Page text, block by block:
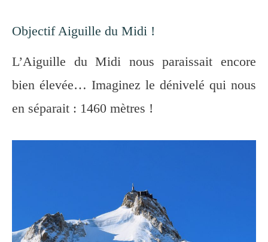
Objectif Aiguille du Midi !
L’Aiguille du Midi nous paraissait encore
bien élevée… Imaginez le dénivelé qui nous
en séparait : 1460 mètres !